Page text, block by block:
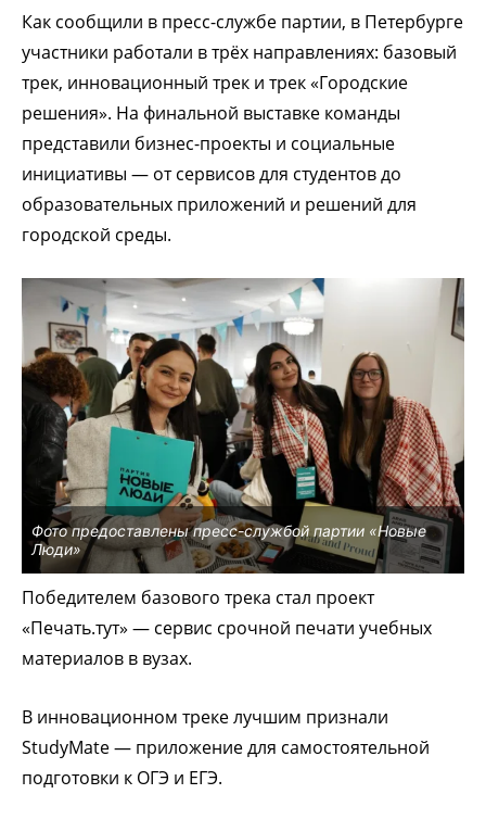
Как сообщили в пресс-службе партии, в Петербурге
участники работали в трёх направлениях: базовый
трек, инновационный трек и трек «Городские
решения». На финальной выставке команды
представили бизнес-проекты и социальные
инициативы — от сервисов для студентов до
образовательных приложений и решений для
городской среды.
Фото предоставлены пресс-службой партии «Новые
Люди»
Победителем базового трека стал проект
«Печать.тут» — сервис срочной печати учебных
материалов в вузах.
В инновационном треке лучшим признали
StudyMate — приложение для самостоятельной
подготовки к ОГЭ и ЕГЭ.